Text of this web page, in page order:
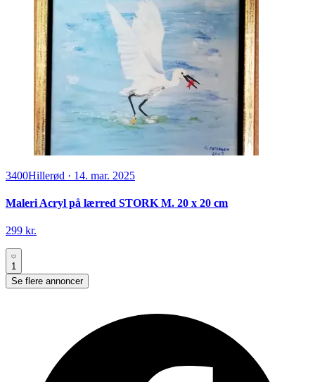
3400Hillerød · 14. mar. 2025
Maleri Acryl på lærred STORK M. 20 x 20 cm
299 kr.
1
Se flere annoncer